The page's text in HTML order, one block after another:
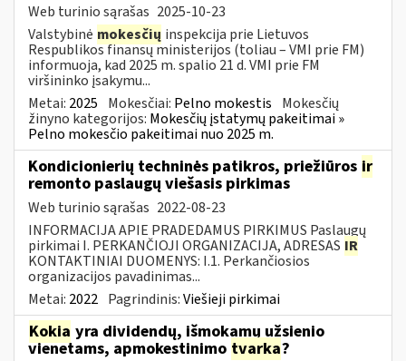
Web turinio sąrašas 2025-10-23
Valstybinė mokesčių inspekcija prie Lietuvos
Respublikos finansų ministerijos (toliau – VMI prie FM)
informuoja, kad 2025 m. spalio 21 d. VMI prie FM
viršininko įsakymu...
Metai: 2025 Mokesčiai: Pelno mokestis Mokesčių
žinyno kategorijos: Mokesčių įstatymų pakeitimai »
Pelno mokesčio pakeitimai nuo 2025 m.
Kondicionierių techninės patikros, priežiūros ir
remonto paslaugų viešasis pirkimas
Web turinio sąrašas 2022-08-23
INFORMACIJA APIE PRADEDAMUS PIRKIMUS Paslaugų
pirkimai I. PERKANČIOJI ORGANIZACIJA, ADRESAS IR
KONTAKTINIAI DUOMENYS: I.1. Perkančiosios
organizacijos pavadinimas...
Metai: 2022 Pagrindinis:Viešieji pirkimai
Kokia yra dividendų, išmokamų užsienio
vienetams, apmokestinimo tvarka?